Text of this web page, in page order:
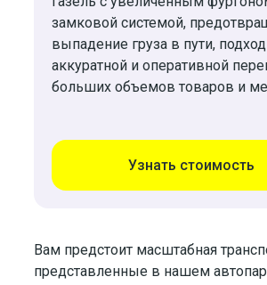
замковой системой,
выпадение груза в пути,
аккуратной и оперативной
больших объемов товаров и
Узнать стоимость
Вам предстоит масштабная
представленные в нашем